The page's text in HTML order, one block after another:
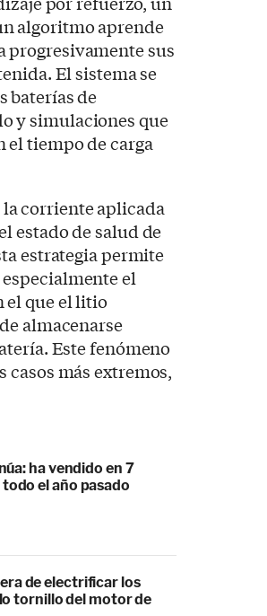
algoritmo aprende
progresivamente sus
El sistema se
baterías de
y simulaciones que
tiempo de carga
corriente aplicada
estado de salud de
estrategia permite
el
el que el litio
almacenarse
Este fenómeno
más extremos,
ha vendido en 7
el año pasado
de electrificar los
tornillo del motor de